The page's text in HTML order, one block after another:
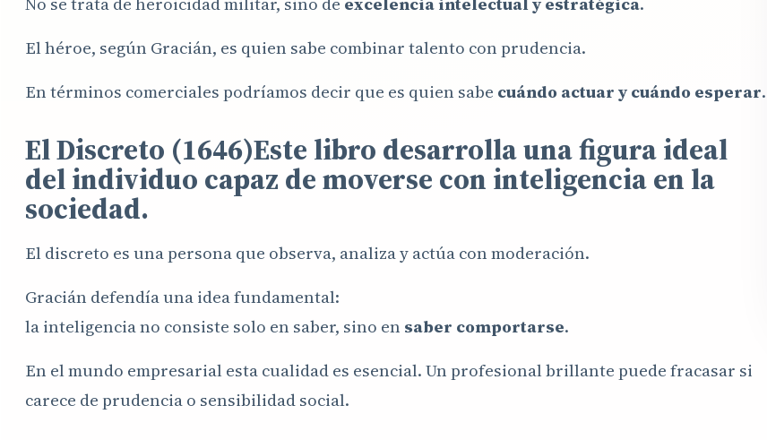
El héroe, según Gracián, es quien sabe combinar talento con prudencia.
En términos comerciales podríamos decir que es quien sabe cuándo actuar y cuándo esperar.
El Discreto (1646)Este libro desarrolla una figura ideal
del individuo capaz de moverse con inteligencia en la
sociedad.
El discreto es una persona que observa, analiza y actúa con moderación.
Gracián defendía una idea fundamental:
la inteligencia no consiste solo en saber, sino en saber comportarse.
En el mundo empresarial esta cualidad es esencial. Un profesional brillante puede fracasar si
carece de prudencia o sensibilidad social.